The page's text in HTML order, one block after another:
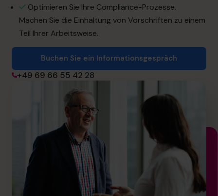
Optimieren Sie Ihre Compliance-Prozesse.
Machen Sie die Einhaltung von Vorschriften zu einem
Teil Ihrer Arbeitsweise.
Buchen Sie ein Informationsgespräch
+49 69 66 55 42 28